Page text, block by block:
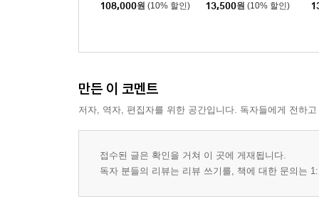
108,000원 (10% 할인) 13,500원 (10% 할인)
만든 이 코멘트
저자, 역자, 편집자를 위한 공간입니다. 독자들에게 전하
접수된 글은 확인을 거쳐 이 곳에 게재됩니다.
독자 분들의 리뷰는 리뷰 쓰기를, 책에 대한 문의는